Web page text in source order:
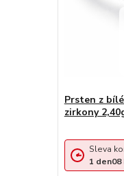
Prsten z
zirkony
Sleva
1 den08